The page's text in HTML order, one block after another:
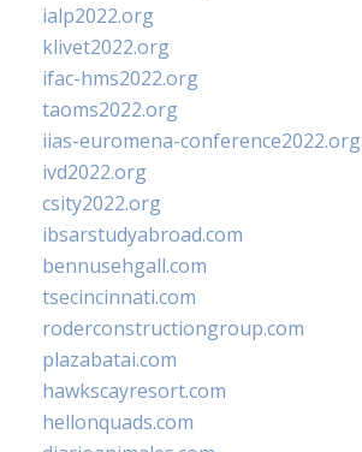
ialp2022.org
klivet2022.org
ifac-hms2022.org
taoms2022.org
iias-euromena-conference2022.org
ivd2022.org
csity2022.org
ibsarstudyabroad.com
bennusehgall.com
tsecincinnati.com
roderconstructiongroup.com
plazabatai.com
hawkscayresort.com
hellonquads.com